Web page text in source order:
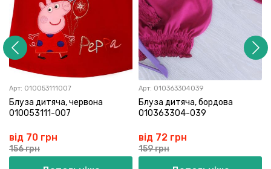
Арт: 010053111007
Блуза дитяча, червона
010053111-007
від 70 грн
156 грн
Арт: 010363304039
Блуза дитяча, бордова
010363304-039
від 72 грн
159 грн